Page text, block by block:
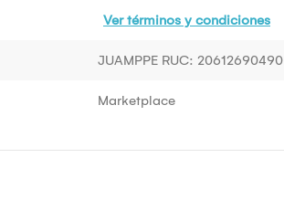
Ver términos y condiciones
JUAMPPE RUC: 20612690490
Marketplace